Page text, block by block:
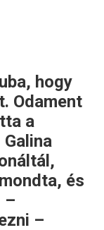
hogy
Odament
a
és
–
–